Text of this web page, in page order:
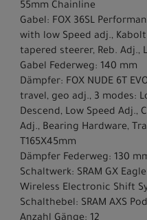
55mm Chainline
Gabel: FOX 36SL
with low Speed adj.,
tapered steerer, Reb. Adj.,
Gabel Federweg: 140 mm
Dämpfer: FOX NUDE 6T
travel, geo adj., 3 modes:
Descend, Low Speed Adj.,
Adj., Bearing Hardware,
T165X45mm
Dämpfer Federweg: 130
Schaltwerk: SRAM GX
Wireless Electronic Shift
Schalthebel: SRAM AXS